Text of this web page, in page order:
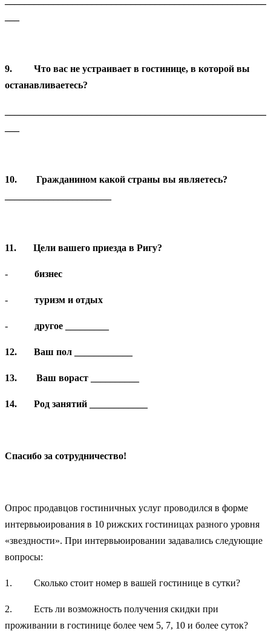
9. Что вас не устраивает в гостинице, в которой вы
останавливаетесь?
10.
Гражданином какой страны вы являетесь?
11. Цели вашего приезда в Ригу?
- бизнес
- туризм и отдых
- другое _________
12. Ваш пол ____________
13. Ваш вораст __________
14. Род занятий ____________
Спасибо за сотрудничество!
Опрос продавцов гостиничных услуг проводился в форме
интервьюирования в 10 рижских гостиницах разного уровня
«звездности». При интервьюировании задавались следующие
вопросы:
1. Сколько стоит номер в вашей гостинице в сутки?
2. Есть ли возможность получения скидки при
проживании в гостинице более чем 5, 7, 10 и более суток?